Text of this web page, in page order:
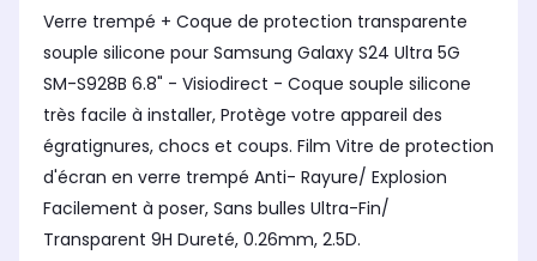
Verre trempé + Coque de protection transparente
souple silicone pour Samsung Galaxy S24 Ultra 5G
SM-S928B 6.8" - Visiodirect - Coque souple silicone
très facile à installer, Protège votre appareil des
égratignures, chocs et coups. Film Vitre de protection
d'écran en verre trempé Anti- Rayure/ Explosion
Facilement à poser, Sans bulles Ultra-Fin/
Transparent 9H Dureté, 0.26mm, 2.5D.